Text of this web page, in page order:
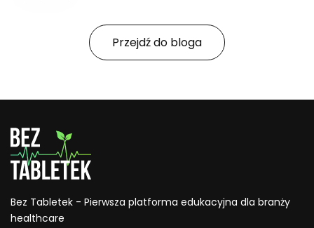
„bomba witaminowa” z witaminami z grupy B,
witaminą E i C. Jak tworzyć przepisy na smaczne,
zdrowe soki i na co zwracać uwagę, jeśli celem jest
toksyn?
Przejdź do bloga
Bez Tabletek - Pierwsza platforma edukacyjna dla branży
healthcare